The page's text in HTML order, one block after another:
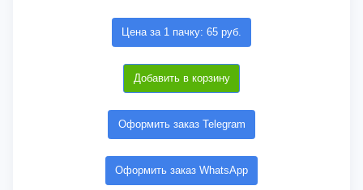
Цена за 1 пачку: 65 руб.
Добавить в корзину
Оформить заказ Telegram
Оформить заказ WhatsApp